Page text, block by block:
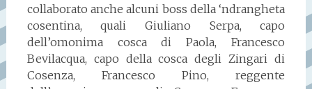
collaborato anche alcuni boss della ‘ndrangheta
cosentina, quali Giuliano Serpa, capo
dell’omonima cosca di Paola, Francesco
Bevilacqua, capo della cosca degli Zingari di
Cosenza, Francesco Pino, reggente